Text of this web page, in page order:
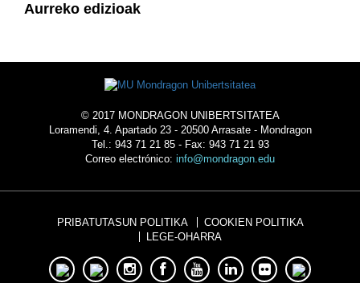
Aurreko edizioak
© 2017 MONDRAGON UNIBERTSITATEA
Loramendi, 4. Apartado 23 - 20500 Arrasate - Mondragon
Tel.: 943 71 21 85 - Fax: 943 71 21 93
Correo electrónico: info@mondragon.edu
PRIBATUTASUN POLITIKA
COOKIEN POLITIKA
LEGE-OHARRA